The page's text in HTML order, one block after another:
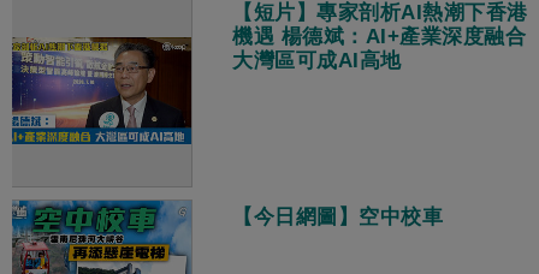
【短片】專家剖析AI熱潮下香港
機遇 楊德斌：AI+產業深度融合
大灣區可成AI高地
【今日網圖】空中校車